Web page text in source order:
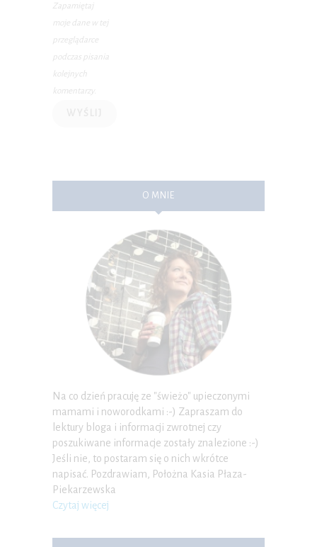
Zapamiętaj
moje dane w tej
przeglądarce
podczas pisania
kolejnych
komentarzy.
O MNIE
Na co dzień pracuję ze "świeżo" upieczonymi
mamami i noworodkami :-) Zapraszam do
lektury bloga i informacji zwrotnej czy
poszukiwane informacje zostały znalezione :-)
Jeśli nie, to postaram się o nich wkrótce
napisać. Pozdrawiam, Położna Kasia Płaza-
Piekarzewska
Czytaj więcej